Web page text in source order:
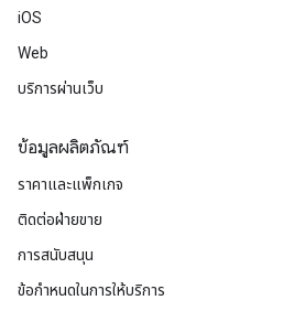
iOS
Web
บริการผ่านเว็บ
ข้อมูลผลิตภัณฑ์
ราคาและแพ็กเกจ
ติดต่อฝ่ายขาย
การสนับสนุน
ข้อกำหนดในการให้บริการ